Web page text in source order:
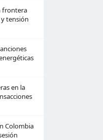
frontera
tensión
en la
Colombia